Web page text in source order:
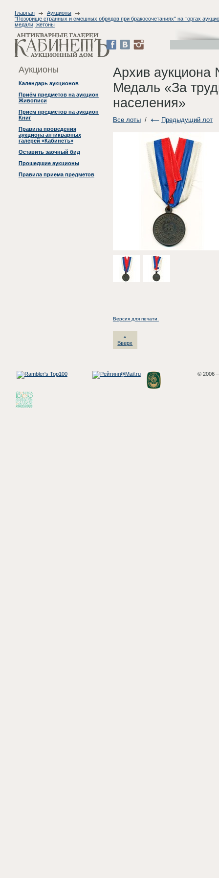
Главная
Аукционы
"Позорище странных и смешных обрядов при бракосочетаниях" на торгах
медали, жетоны
Аукционы
Календарь аукционов
Приём предметов на аукцион
Живописи
Приём предметов на аукцион
Книг
Правила проведения
аукциона антикварных
галерей «Кабинетъ»
Оставить заочный бид
Прошедшие аукционы
Правила приема предметов
Архив
Медаль «За
населения»
Все лоты/ Предыдущий лот
Версия для печати.
Вверх
© 2006